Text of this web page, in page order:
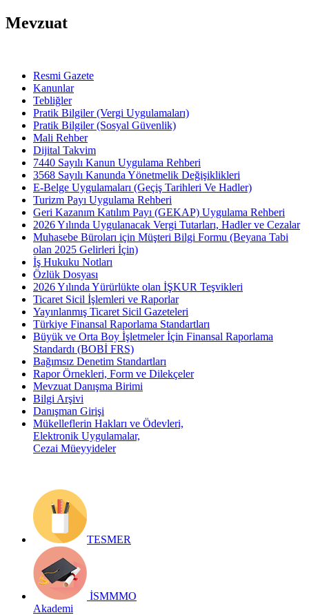
Mevzuat
Resmi Gazete
Kanunlar
Tebliğler
Pratik Bilgiler (Vergi Uygulamaları)
Pratik Bilgiler (Sosyal Güvenlik)
Mali Rehber
Dijital Takvim
7440 Sayılı Kanun Uygulama Rehberi
3568 Sayılı Kanunda Yönetmelik Değişiklikleri
E-Belge Uygulamaları (Geçiş Tarihleri Ve Hadler)
Turizm Payı Uygulama Rehberi
Geri Kazanım Katılım Payı (GEKAP) Uygulama Rehberi
2026 Yılında Uygulanacak Vergi Tutarları, Hadler ve Cezalar
Muhasebe Büroları için Müşteri Bilgi Formu (Beyana Tabi
olan 2025 Gelirleri İçin)
İş Hukuku Notları
Özlük Dosyası
2026 Yılında Yürürlükte olan İŞKUR Teşvikleri
Ticaret Sicil İşlemleri ve Raporlar
Yayınlanmış Ticaret Sicil Gazeteleri
Türkiye Finansal Raporlama Standartları
Büyük ve Orta Boy İşletmeler İçin Finansal Raporlama
Standardı (BOBİ FRS)
Bağımsız Denetim Standartları
Rapor Örnekleri, Form ve Dilekçeler
Mevzuat Danışma Birimi
Bilgi Arşivi
Danışman Girişi
Mükelleflerin Hakları ve Ödevleri,
Elektronik Uygulamalar,
Cezai Müeyyideler
TESMER
İSMMMO
Akademi